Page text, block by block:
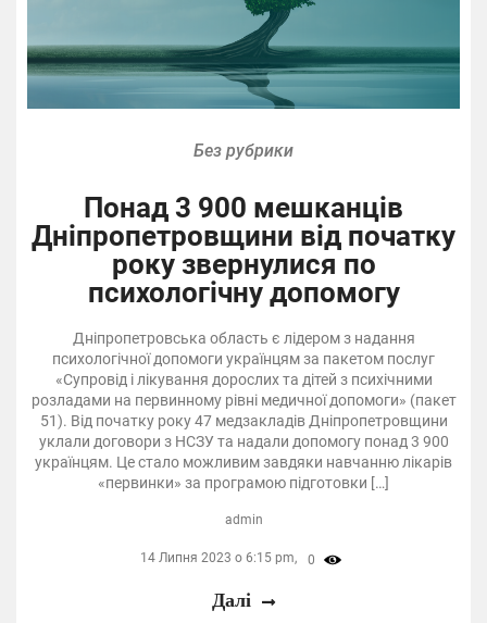
Без рубрики
Понад 3 900 мешканців
Дніпропетровщини від початку
року звернулися по
психологічну допомогу
Дніпропетровська область є лідером з надання
психологічної допомоги українцям за пакетом послуг
«Супровід і лікування дорослих та дітей з психічними
розладами на первинному рівні медичної допомоги» (пакет
51). Від початку року 47 медзакладів Дніпропетровщини
уклали договори з НСЗУ та надали допомогу понад 3 900
українцям. Це стало можливим завдяки навчанню лікарів
«первинки» за програмою підготовки […]
admin
14 Липня 2023 о 6:15 pm, 0
Далі